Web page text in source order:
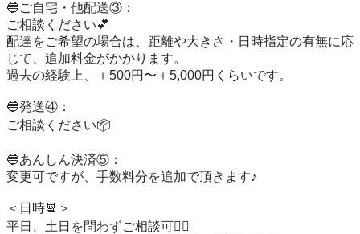
🔵ご自宅・他配送③：
ご相談ください💕
配達をご希望の場合は、距離や大きさ・日時指定の有無に応
じて、追加料金がかかります。
過去の経験上、＋500円〜＋5,000円くらいです。
🔵発送④：
ご相談ください📦️
🔵あんしん決済⑤：
変更可ですが、手数料分を追加で頂きます♪
＜日時📆＞
平日、土日を問わずご相談可🙆‍♀️